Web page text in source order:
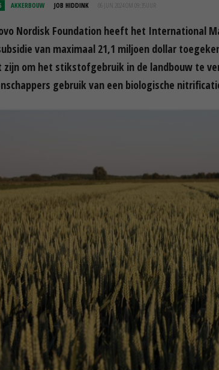
AKKERBOUW JOB HIDDINK 06 JUN 2024 OM 09:35
Nordisk Foundation heeft het International
van maximaal 21,1 miljoen dollar
zijn om het stikstofgebruik in de landbouw te
gebruik van een biologische